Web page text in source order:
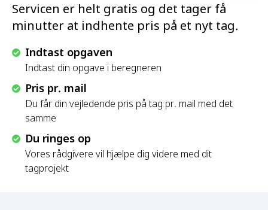
Servicen er helt gratis og det tager få
minutter at indhente pris på et nyt tag.
Indtast opgaven
Indtast din opgave i beregneren
Pris pr. mail
Du får din vejledende pris på tag pr. mail med det
samme
Du ringes op
Vores rådgivere vil hjælpe dig videre med dit
tagprojekt